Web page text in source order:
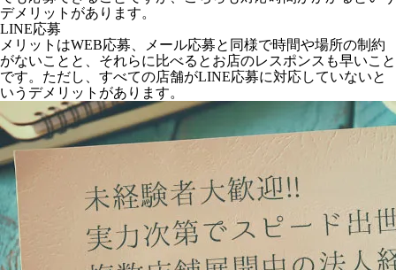
デメリットがあります。
LINE応募
メリットはWEB応募、メール応募と同様で時間や場所の制約
がないことと、それらに比べるとお店のレスポンスも早いこと
です。ただし、すべての店舗がLINE応募に対応していないと
いうデメリットがあります。